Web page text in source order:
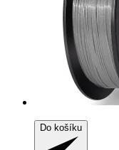
Do košíku